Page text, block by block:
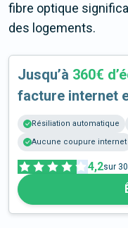
fibre optique
des logements.
Jusqu’à 360€
facture internet
Résiliation automatique
Aucune coupure internet
4,2sur